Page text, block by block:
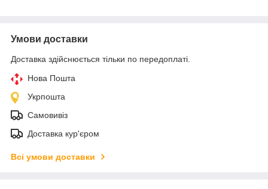
Умови доставки
Доставка здійснюється тільки по передоплаті.
Нова Пошта
Укрпошта
Самовивіз
Доставка кур'єром
Всі умови доставки